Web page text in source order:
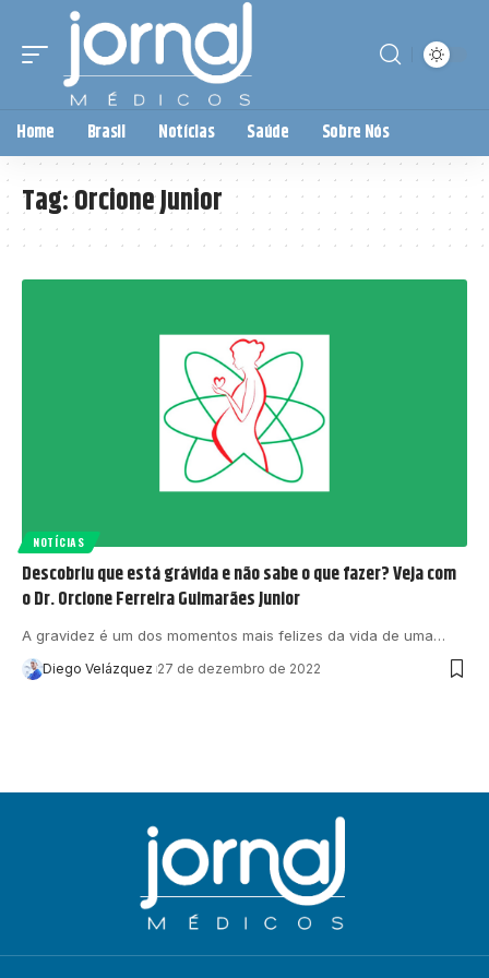
Home Brasil Notícias Saúde Sobre Nós
Tag:Orcione Junior
NOTÍCIAS
Descobriu que está grávida e não sabe o que fazer? Veja com
o Dr. Orcione Ferreira Guimarães Junior
A gravidez é um dos momentos mais felizes da vida de uma…
Diego Velázquez 27 de dezembro de 2022